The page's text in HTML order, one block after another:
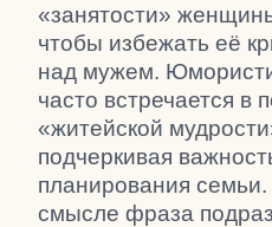
«занятости»
чтобы избежать её
над мужем.
часто встречается в
«житейской
подчеркивая
планирования
смысле фраза